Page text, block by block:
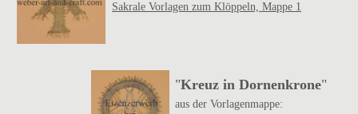
Sakrale Vorlagen zum Klöppeln, Mappe 1
"Kreuz in Dornenkrone"
aus der Vorlagenmappe: